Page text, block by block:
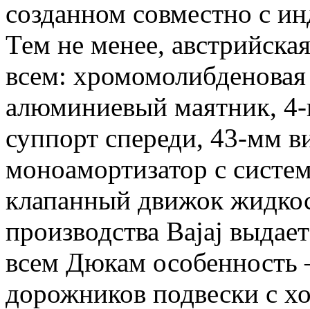
созданном совместно с
Тем не менее,
всем:
алюминиевый маятник,
суппорт спереди, 43-мм
моноамортизатор с
клапанный движок
производства Bajaj
всем Дюкам особенность
дорожников подвески с